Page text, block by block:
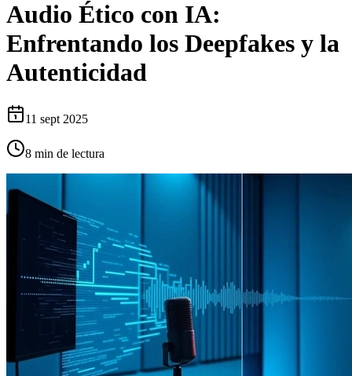
Audio Ético con IA:
Enfrentando los Deepfakes y la
Autenticidad
11 sept 2025
8 min de lectura